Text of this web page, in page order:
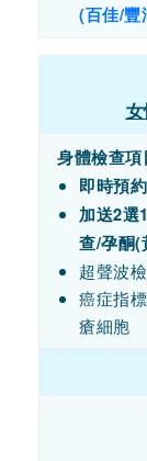
(百佳/豐
身體檢查
即時預
加送2選
查/孕酮(
超聲波
癌症指
瘡細胞